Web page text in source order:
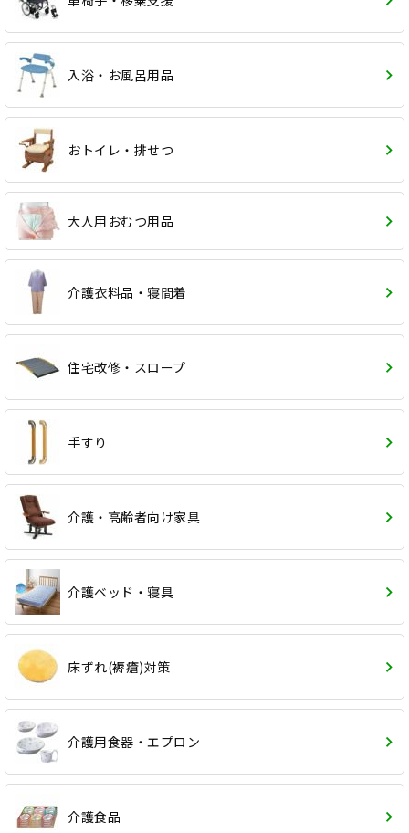
入浴・お風呂用品
おトイレ・排せつ
大人用おむつ用品
介護衣料品・寝間着
住宅改修・スロープ
手すり
介護・高齢者向け家具
介護ベッド・寝具
床ずれ(褥瘡)対策
介護用食器・エプロン
介護食品